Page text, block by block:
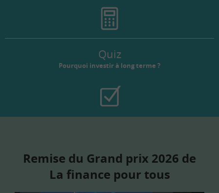
Quiz
Pourquoi investir à long terme ?
Remise du Grand prix 2026 de
La finance pour tous